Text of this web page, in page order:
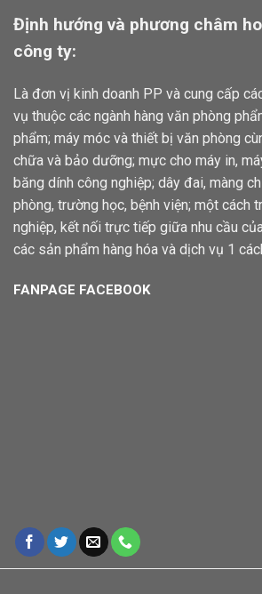
Định hướng và phương châm
công ty:
Là đơn vị kinh doanh PP và cung cấp
vụ thuộc các ngành hàng văn phòng
phẩm; máy móc và thiết bị văn phòng
chữa và bảo dưỡng; mực cho máy in,
băng dính công nghiệp; dây đai, màng
phòng, trường học, bệnh viện; một cách
nghiệp, kết nối trực tiếp giữa nhu cầu
các sản phẩm hàng hóa và dịch vụ 1
FANPAGE FACEBOOK